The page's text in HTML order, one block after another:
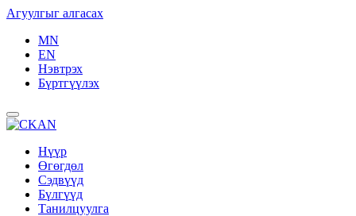
Агуулгыг алгасах
MN
EN
Нэвтрэх
Бүртгүүлэх
Нүүр
Өгөгдөл
Сэдвүүд
Бүлгүүд
Танилцуулга